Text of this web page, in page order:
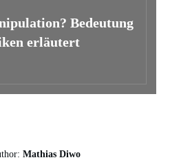
Bedeutung
erläutert
Mathias Diwo